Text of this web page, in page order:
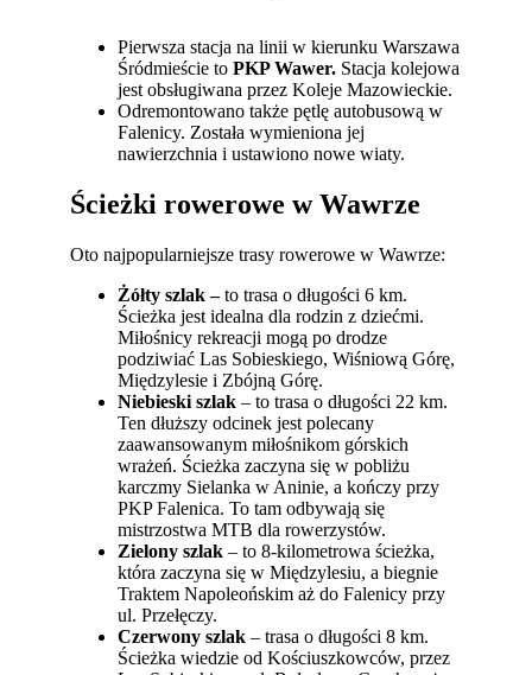
Pierwsza stacja na linii w kierunku Warszawa
Śródmieście toPKP Wawer. Stacja kolejowa
jest obsługiwana przez Koleje Mazowieckie.
Odremontowano także pętlę autobusową w
Falenicy. Została wymieniona jej
nawierzchnia i ustawiono nowe wiaty.
Ścieżki rowerowe w Wawrze
Oto najpopularniejsze trasy rowerowe w Wawrze:
Żółty szlak –to trasa o długości 6 km.
Ścieżka jest idealna dla rodzin z dziećmi.
Miłośnicy rekreacji mogą po drodze
podziwiać Las Sobieskiego, Wiśniową Górę,
Międzylesie i Zbójną Górę.
Niebieski szlak – to trasa o długości 22 km.
Ten dłuższy odcinek jest polecany
zaawansowanym miłośnikom górskich
wrażeń. Ścieżka zaczyna się w pobliżu
karczmy Sielanka w Aninie, a kończy przy
PKP Falenica. To tam odbywają się
mistrzostwa MTB dla rowerzystów.
Zielony szlak – to 8-kilometrowa ścieżka,
która zaczyna się w Międzylesiu, a biegnie
Traktem Napoleońskim aż do Falenicy przy
ul. Przełęczy.
Czerwony szlak – trasa o długości 8 km.
Ścieżka wiedzie od Kościuszkowców, przez